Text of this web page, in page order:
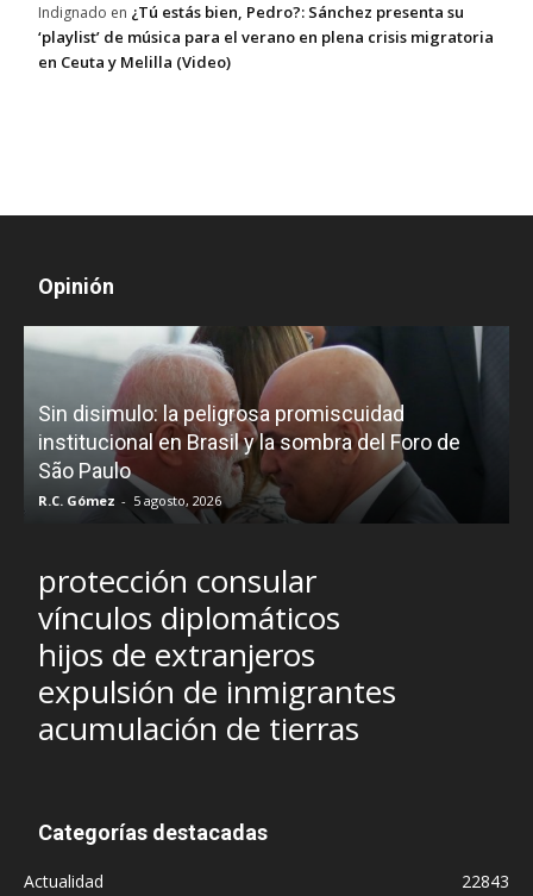
Indignado en ¿Tú estás bien, Pedro?: Sánchez presenta su
‘playlist’ de música para el verano en plena crisis migratoria
en Ceuta y Melilla (Video)
Opinión
Sin disimulo: la peligrosa promiscuidad
institucional en Brasil y la sombra del Foro de
São Paulo
R.C. Gómez - 5 agosto, 2026
protección consular
vínculos diplomáticos
hijos de extranjeros
expulsión de inmigrantes
acumulación de tierras
Categorías destacadas
Actualidad
22843